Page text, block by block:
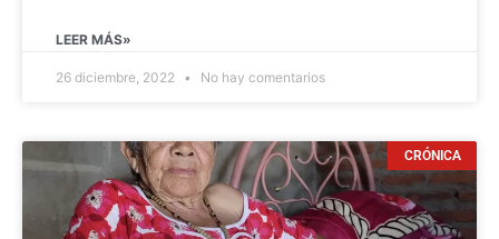
LEER MÁS»
26 diciembre, 2022 No hay comentarios
CRÓNICA